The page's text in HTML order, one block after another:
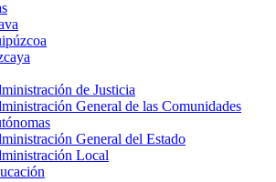
de Justicia
General de las Comunidades
General del Estado
Local